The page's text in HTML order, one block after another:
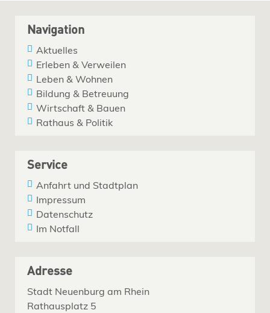
Navigation
Aktuelles
Erleben & Verweilen
Leben & Wohnen
Bildung & Betreuung
Wirtschaft & Bauen
Rathaus & Politik
Service
Anfahrt und Stadtplan
Impressum
Datenschutz
Im Notfall
Adresse
Stadt Neuenburg am Rhein
Rathausplatz 5